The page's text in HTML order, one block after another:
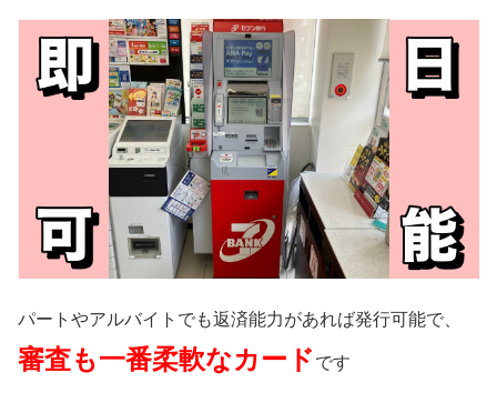
パートやアルバイトでも返済能力があれば発行可能で、
審査も一番柔軟なカード です